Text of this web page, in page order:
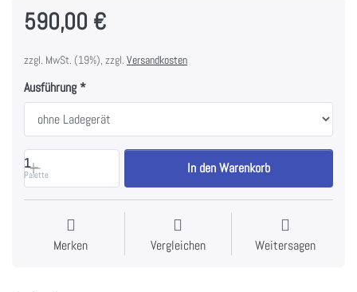
590,00 €
zzgl. MwSt. (19%), zzgl. Versandkosten
Ausführung
1
Palette In den Warenkorb
Merken Vergleichen Weitersagen